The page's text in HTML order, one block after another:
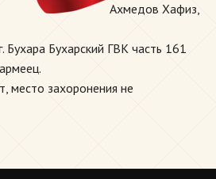
Ахмедов Хафиз,
Бухара Бухарский ГВК часть 161
место захоронения не